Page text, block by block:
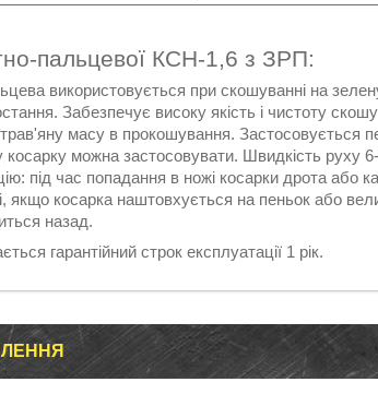
пальцевої КСН-1,6 з ЗРП:
використовується при скошуванні на
Забезпечує високу якість і чистоту
масу в прокошування. Застосовується
можна застосовувати. Швидкість руху
під час попадання в ножі косарки дрота або
якщо косарка наштовхується на пеньок або
назад.
гарантійний строк експлуатації 1 рік.